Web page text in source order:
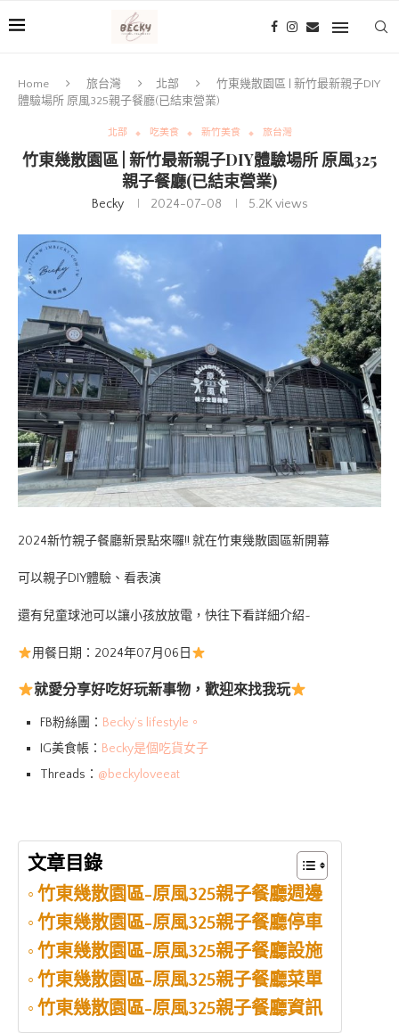
Home 旅台灣 北部
竹東幾散園區 | 新竹最新親子DIY
體驗場所 原風325親子餐廳(已結束營業)
北部 吃美食 新竹美食 旅台灣
竹東幾散園區 | 新竹最新親子DIY體驗場所 原風325
親子餐廳(已結束營業)
Becky 2024-07-08 5.2Kviews
2024新竹親子餐廳新景點來囉!! 就在竹東幾散園區新開幕
可以親子DIY體驗、看表演
還有兒童球池可以讓小孩放放電，快往下看詳細介紹~
用餐日期：2024年07月06日
就愛分享好吃好玩新事物，歡迎來找我玩
FB粉絲團： Becky’s lifestyle。
IG美食帳： Becky是個吃貨女子
Threads： @beckyloveeat
文章目錄
竹東幾散園區-原風325親子餐廳週邊
竹東幾散園區-原風325親子餐廳停車
竹東幾散園區-原風325親子餐廳設施
竹東幾散園區-原風325親子餐廳菜單
竹東幾散園區-原風325親子餐廳資訊